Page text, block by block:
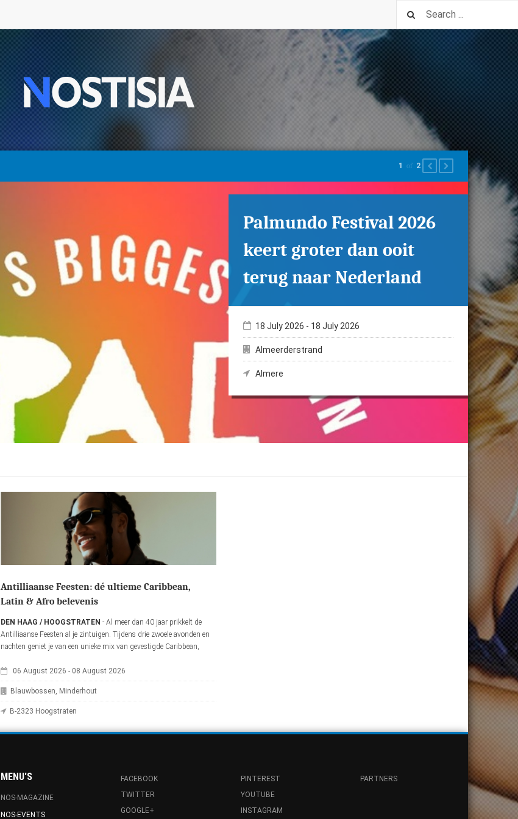
Palmundo Festival 2026
keert groter dan ooit
terug naar Nederland
18 July 2026 - 18 July 2026
Almeerderstrand
Almere
1 of 2 PREVIOUS
NEXT
Antilliaanse Feesten: dé ultieme Caribbean,
Latin & Afro belevenis
DEN HAAG / HOOGSTRATEN - Al meer dan 40 jaar prikkelt de
Antilliaanse Feesten al je zintuigen. Tijdens drie zwoele avonden en
nachten geniet je van een unieke mix van gevestigde Caribbean,
06 August 2026 - 08 August 2026
Blauwbossen, Minderhout
B-2323 Hoogstraten
MENU'S
NOS-MAGAZINE
NOS-EVENTS
FACEBOOK
TWITTER
GOOGLE+
PINTEREST
YOUTUBE
INSTAGRAM
PARTNERS